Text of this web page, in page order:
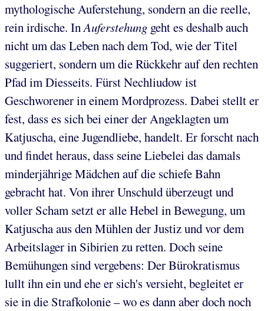
mythologische Auferstehung, sondern an die reelle,
rein irdische. InAuferstehung geht es deshalb auch
nicht um das Leben nach dem Tod, wie der Titel
suggeriert, sondern um die Rückkehr auf den rechten
Pfad im Diesseits. Fürst Nechliudow ist
Geschworener in einem Mordprozess. Dabei stellt er
fest, dass es sich bei einer der Angeklagten um
Katjuscha, eine Jugendliebe, handelt. Er forscht nach
und findet heraus, dass seine Liebelei das damals
minderjährige Mädchen auf die schiefe Bahn
gebracht hat. Von ihrer Unschuld überzeugt und
voller Scham setzt er alle Hebel in Bewegung, um
Katjuscha aus den Mühlen der Justiz und vor dem
Arbeitslager in Sibirien zu retten. Doch seine
Bemühungen sind vergebens: Der Bürokratismus
lullt ihn ein und ehe er sich's versieht, begleitet er
sie in die Strafkolonie – wo es dann aber doch noch